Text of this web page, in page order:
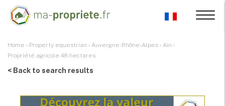
Home › Property equestrian › Auvergne-Rhône-Alpes › Ain ›
Propriété agricole 48 hectares
< Back to search results